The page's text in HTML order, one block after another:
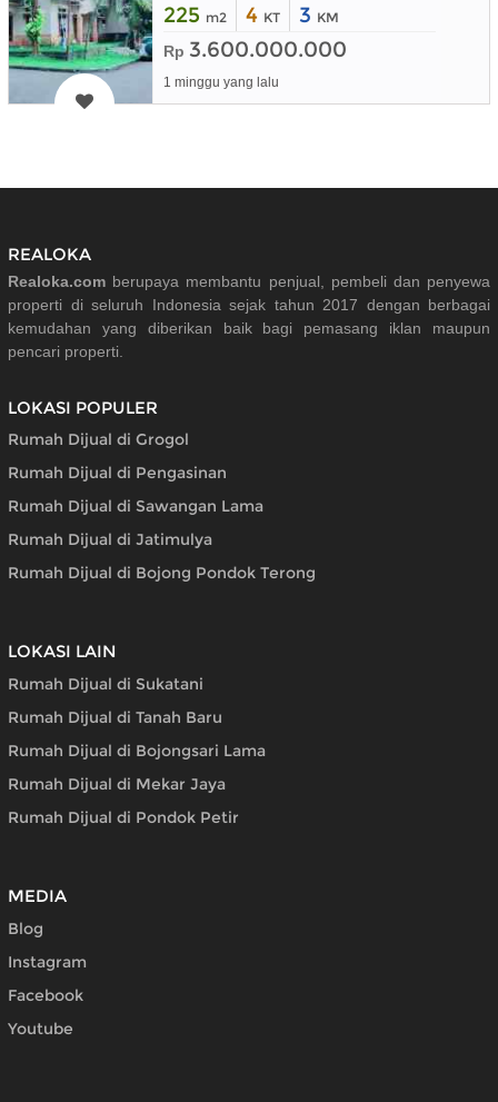
225 m2 4 KT 3 KM
Rp 3.600.000.000
1 minggu yang lalu
REALOKA
Realoka.com berupaya membantu penjual, pembeli dan penyewa
properti di seluruh Indonesia sejak tahun 2017 dengan berbagai
kemudahan yang diberikan baik bagi pemasang iklan maupun
pencari properti.
LOKASI POPULER
Rumah Dijual di Grogol
Rumah Dijual di Pengasinan
Rumah Dijual di Sawangan Lama
Rumah Dijual di Jatimulya
Rumah Dijual di Bojong Pondok Terong
LOKASI LAIN
Rumah Dijual di Sukatani
Rumah Dijual di Tanah Baru
Rumah Dijual di Bojongsari Lama
Rumah Dijual di Mekar Jaya
Rumah Dijual di Pondok Petir
MEDIA
Blog
Instagram
Facebook
Youtube